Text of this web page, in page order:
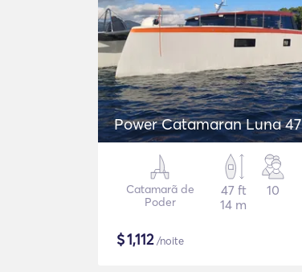
Power Catamaran Luna 47
Catamarã de
Poder
47 ft
14 m
10
$1,112/noite